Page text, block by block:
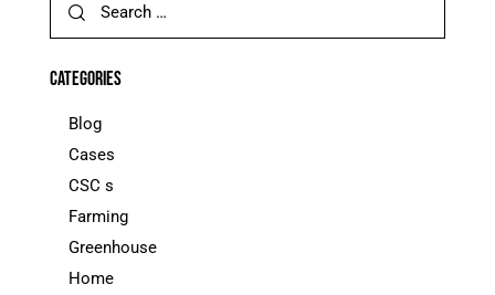
CATEGORIES
Blog
Cases
CSC s
Farming
Greenhouse
Home